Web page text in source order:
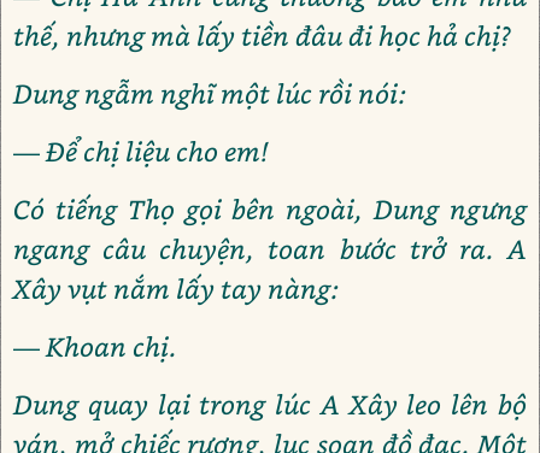
thế, nhưng mà lấy tiền đâu đi học hả chị?
Dung ngẫm nghĩ một lúc rồi nói:
— Để chị liệu cho em!
Có tiếng Thọ gọi bên ngoài, Dung ngưng
ngang câu chuyện, toan bước trở ra. A
Xây vụt nắm lấy tay nàng:
— Khoan chị.
Dung quay lại trong lúc A Xây leo lên bộ
ván, mở chiếc rương, lục soạn đồ đạc. Một